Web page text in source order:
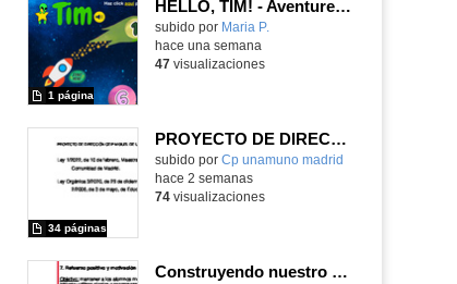
HELLO, TIM! - Aventureros digitales
Contenido educativo.
subido por Maria P.
1 página
hace una semana
47visualizaciones
PROYECTO DE DIRECCIÓN
Contenido educativo.
subido por Cp unamuno madrid
34 páginas
hace 2 semanas
74visualizaciones
Construyendo nuestro parque de atracciones